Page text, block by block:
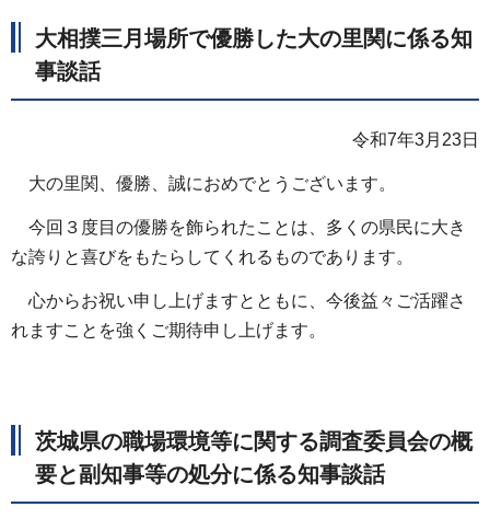
大相撲三月場所で優勝した大の里関に係る知
事談話
令和7年3月23日
大の里関、優勝、誠におめでとうございます。
今回３度目の優勝を飾られたことは、多くの県民に大き
な誇りと喜びをもたらしてくれるものであります。
心からお祝い申し上げますとともに、今後益々ご活躍さ
れますことを強くご期待申し上げます。
茨城県の職場環境等に関する調査委員会の概
要と副知事等の処分に係る知事談話